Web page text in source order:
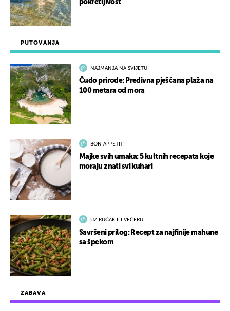
ZABAVA
PUTOVANJA
NAJMANJA NA SVIJETU
Čudo prirode: Predivna pješčana plaža na
100 metara od mora
BON APPETIT!
Majke svih umaka: 5 kultnih recepata koje
moraju znati svi kuhari
UZ RUČAK ILI VEČERU
Savršeni prilog: Recept za najfinije mahune
sa špekom
pokretljivost